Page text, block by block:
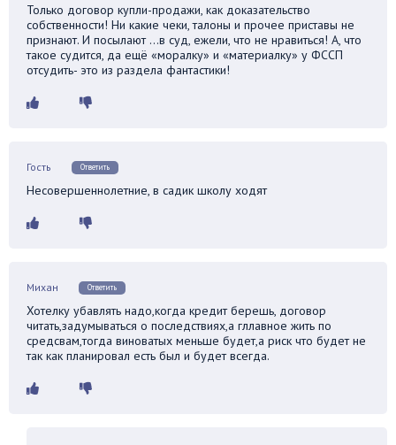
Только договор купли-продажи, как доказательство
собственности! Ни какие чеки, талоны и прочее приставы не
признают. И посылают …в суд, ежели, что не нравиться! А, что
такое судится, да ещё «моралку» и «материалку» у ФССП
отсудить- это из раздела фантастики!
Гость Ответить
Несовершеннолетние, в садик школу ходят
Михан Ответить
Хотелку убавлять надо,когда кредит берешь, договор
читать,задумываться о последствиях,а гллавное жить по
средсвам,тогда виноватых меньше будет,а риск что будет не
так как планировал есть был и будет всегда.